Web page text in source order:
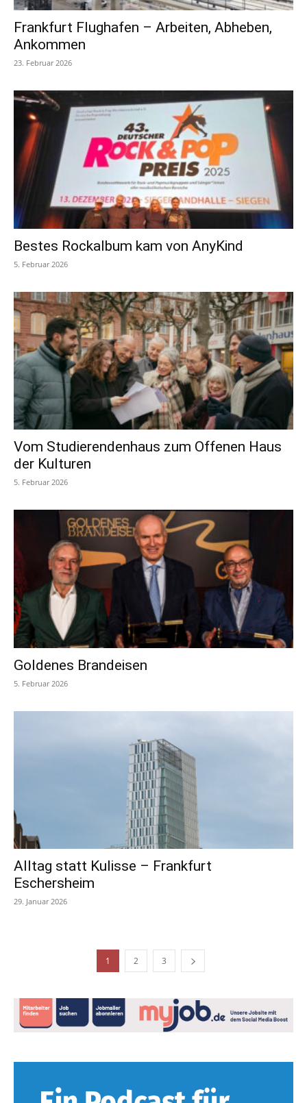
Frankfurt Flughafen – Arbeiten, Abheben,
Ankommen
23. Februar 2026
Bestes Rockalbum kam von AnyKind
5. Februar 2026
Vom Studierendenhaus zum Offenen Haus
der Kulturen
5. Februar 2026
Goldenes Brandeisen
5. Februar 2026
Alltag statt Kulisse – Frankfurt
Eschersheim
29. Januar 2026
1 2 3